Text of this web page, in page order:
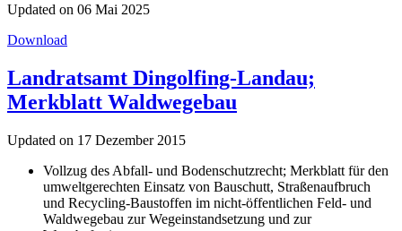
Updated on 06 Mai 2025
Download
Landratsamt Dingolfing-Landau;
Merkblatt Waldwegebau
Updated on 17 Dezember 2015
Vollzug des Abfall- und Bodenschutzrecht; Merkblatt für den
umweltgerechten Einsatz von Bauschutt, Straßenaufbruch
und Recycling-Baustoffen im nicht-öffentlichen Feld- und
Waldwegebau zur Wegeinstandsetzung und zur